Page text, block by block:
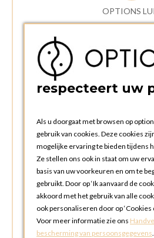
OPTIONS
Rue Delvaux
4340 AWANS
Openingsuren
Maandag tot en met vrijdag:
Zaterdag en zondag:
Openingsuren ophalen en
Maandag tot en met vrijdag:
Zaterdag en zondag : gesloten
respecteert uw
Als u doorgaat met browsen op
gebruik van cookies. Deze cookies
mogelijke ervaring te bieden tijdens
Ze stellen ons ook in staat om uw
basis van uw voorkeuren en om te
gebruikt. Door op ‘Ik aanvaard de
akkoord met het gebruik van alle
ook personaliseren door op
Voor meer informatie zie ons
bescherming van persoonsgegevens.